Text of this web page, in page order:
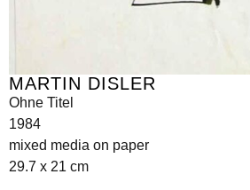
MARTIN DISLER
Ohne Titel
1984
mixed media on paper
29.7 x 21 cm